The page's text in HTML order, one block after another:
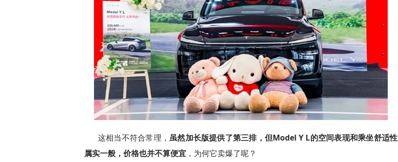
这相当不符合常理，虽然加长版提供了第三排，但Model Y L的空间表现和乘坐舒适性
属实一般，价格也并不算便宜 ，为何它卖爆了呢？